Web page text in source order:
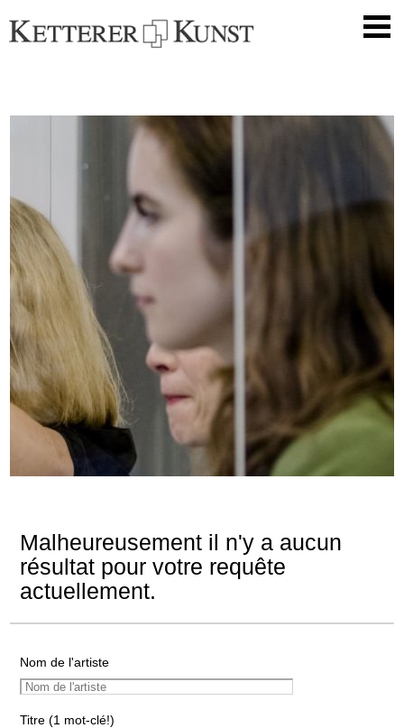
Malheureusement il n'y a aucun
résultat pour votre requête
actuellement.
Nom de l'artiste
Titre (1 mot-clé!)